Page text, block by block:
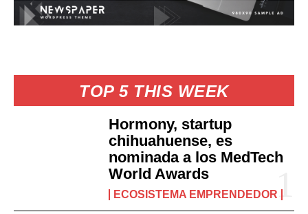
TOP 5 THIS WEEK
Hormony, startup
chihuahuense, es
nominada a los MedTech
World Awards
ECOSISTEMA EMPRENDEDOR